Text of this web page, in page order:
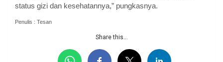
status gizi dan kesehatannya,” pungkasnya.
Penulis : Tesan
Share this...